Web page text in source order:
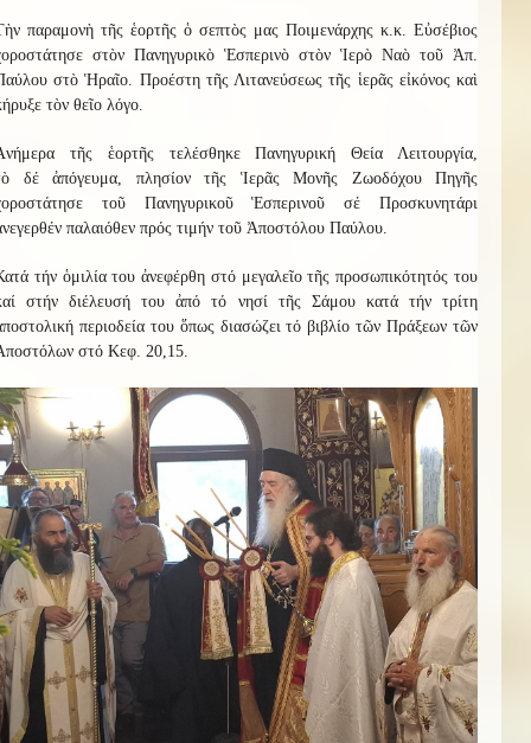
παραμονὴ τῆς ἑορτῆς ὁ σεπτὸς μας Ποιμενάρχης κ.κ. Εὐσέβιος
στὸν Πανηγυρικὸ Ἑσπερινὸ στὸν Ἱερὸ Ναὸ τοῦ Ἀπ.
στὸ Ἡραῖο. Προέστη τῆς Λιτανεύσεως τῆς ἱερᾶς εἰκόνος καὶ
τὸν θεῖο λόγο.
τῆς ἑορτῆς τελέσθηκε
Πανηγυρική Θεία Λειτουργία,
δέἀπόγευμα, πλησίον τῆς Ἱερᾶς Μονῆς Ζωοδόχου Πηγῆς
τοῦ Πανηγυρικοῦ Ἑσπερινοῦ σέ Προσκυνητάρι
παλαιόθεν πρός τιμήν τοῦ Ἀποστόλου Παύλου.
τήν ὁμιλία του ἀνεφέρθη στό μεγαλεῖο τῆς προσωπικότητός του
στήν διέλευσή του ἀπό τό νησί τῆς Σάμου κατά τήν τρίτη
περιοδεία του ὅπως διασώζει τό βιβλίο τῶν Πράξεων τῶν
στό Κεφ. 20,15.